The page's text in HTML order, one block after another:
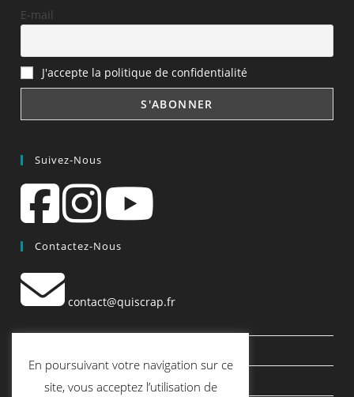
E-mail
J'accepte la politique de confidentialité
Suivez-Nous
Contactez-Nous
contact@quiscrap.fr
Le Blog
En poursuivant votre navigation sur ce
site, vous acceptez l’utilisation de